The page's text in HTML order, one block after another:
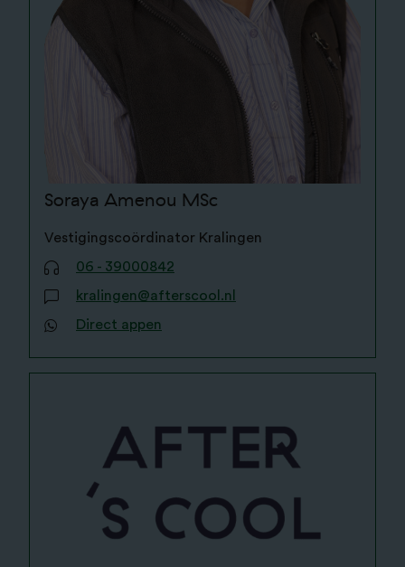
Soraya Amenou MSc
Vestigingscoördinator Kralingen
06 - 39000842
kralingen@afterscool.nl
Direct appen